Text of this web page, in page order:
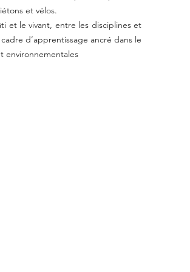
et vélos.
et le vivant, entre les disciplines et
d’apprentissage ancré dans le
environnementales